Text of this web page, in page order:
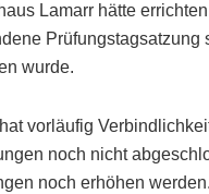
Lamarr hätte
Prüfungstagsatzung
wurde.
vorläufig
noch nicht
noch erhöhen